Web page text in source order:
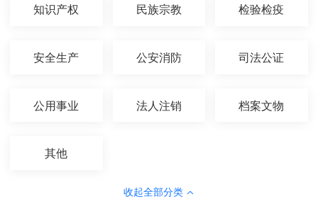
知识产权 民族宗教 检验检疫
安全生产 公安消防 司法公证
公用事业 法人注销 档案文物
其他
收起全部分类